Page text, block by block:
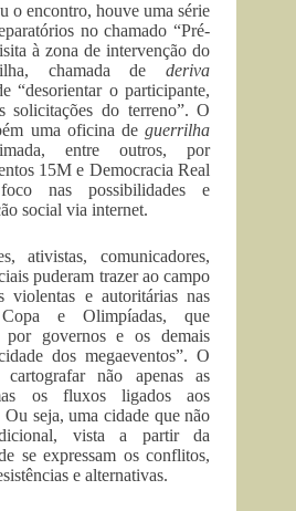
o encontro, houve uma série
no chamado “Pré-
à zona de intervenção do
chamada dederiva
“desorientar o participante,
solicitações do terreno”. O
uma oficina deguerrilha
entre outros, por
15M e Democracia Real
nas possibilidades e
social via internet.
ativistas, comunicadores,
puderam trazer ao campo
violentas e autoritárias nas
e Olimpíadas, que
por governos e os demais
dos megaeventos”. O
não apenas as
os fluxos ligados aos
seja, uma cidade que não
vista a partir da
se expressam os conflitos,
e alternativas.